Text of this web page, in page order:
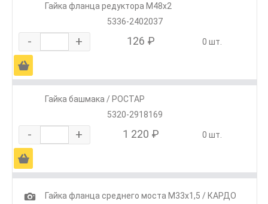
Гайка фланца редуктора М48х2
5336-2402037
- + 126 ₽ 0 шт.
Ä
Гайка башмака / РОСТАР
5320-2918169
- + 1 220 ₽ 0 шт.
Ä
1
Гайка фланца среднего моста М33х1,5 / КАРДО